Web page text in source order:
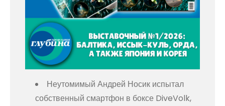
Неутомимый Андрей Носик испытал
собственный смартфон в боксе DiveVolk,